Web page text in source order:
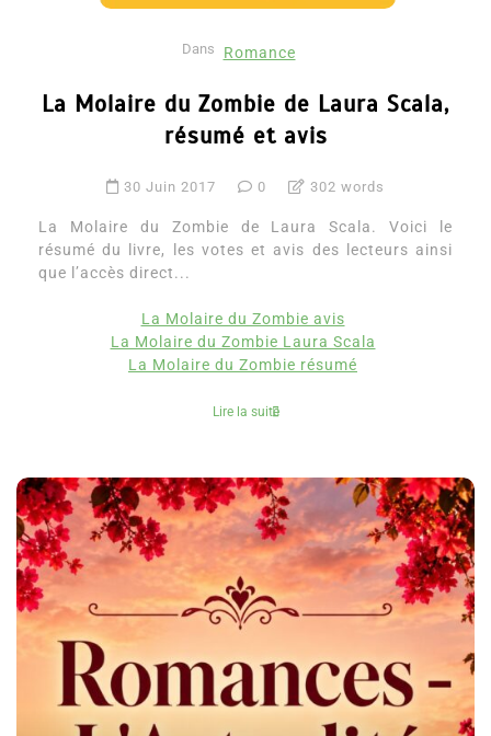
Dans Romance
La Molaire du Zombie de Laura Scala,
résumé et avis
30 Juin 2017 0 302 words
La Molaire du Zombie de Laura Scala. Voici le
résumé du livre, les votes et avis des lecteurs ainsi
que l’accès direct...
La Molaire du Zombie avis
La Molaire du Zombie Laura Scala
La Molaire du Zombie résumé
Lire la suite